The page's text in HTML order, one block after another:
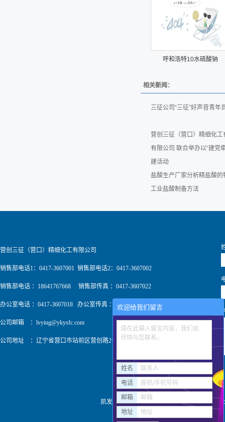
呼和浩特10水硫酸钠
相关新闻：
三征公司“三征”好声音青
营创三征（营口）精细化
有限公司 联合举办以“建党
建活动
盐酸生产厂家分析精盐酸的
工业盐酸制备方法
营创三征（营口）精细化工有限公司
销售部电话1：0417-3607001 销售部电话2：0417-3607002
销售部电话 ：18641767668 销售部传真 ：0417-3607022
办公室电话 ：0417-3607018 办公室传真 ：0417-3607009
公司邮箱 ： lvying@ykysfc.com
公司地址 ：辽宁省营口市站前区营创路2号
凯发k8pa旗舰 copyright © http://
欢迎给我们留言
请在此输入留言内容，我们会
尽快与您联系。
姓名 联系人
电话 座机/手机号码
邮箱 邮箱
地址 地址